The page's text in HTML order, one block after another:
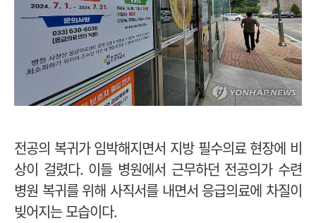
전공의 복귀가 임박해지면서 지방 필수의료 현장에 비
상이 걸렸다. 이들 병원에서 근무하던 전공의가 수련
병원 복귀를 위해 사직서를 내면서 응급의료에 차질이
빚어지는 모습이다.